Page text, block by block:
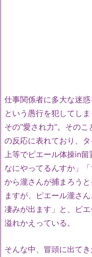
仕事関係者に多大な迷
という愚行を犯してし
その”愛され力”。その
の反応に表れており、
上等でピエール体操in
なにやってるんすか」
から瀧さんが捕まろう
ますが、ピエール瀧さ
凄みが出ます」と、ピ
溢れかえっている。
そんな中、冒頭に出て